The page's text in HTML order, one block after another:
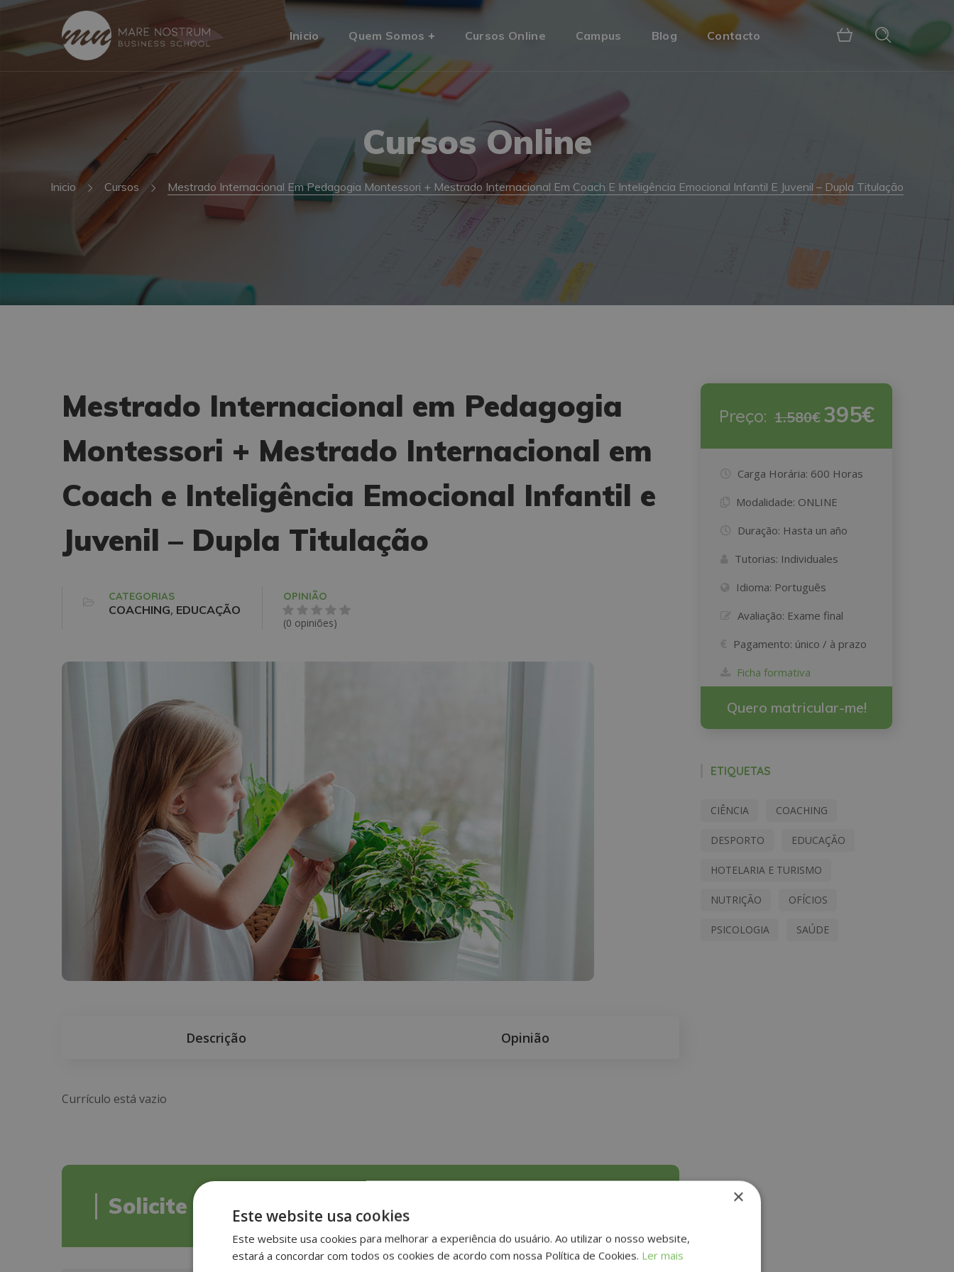
Inicio Quem Somos Cursos Online Campus Blog Contacto
Cursos Online
Inicio Cursos Mestrado Internacional Em Pedagogia Montessori + Mestrado Internacional Em Coach E Inteligência Emocional Infantil E Juvenil – Dupla Titulação
Mestrado Internacional em Pedagogia
Montessori + Mestrado Internacional em
Coach e Inteligência Emocional Infantil e
Juvenil – Dupla Titulação
CATEGORIAS
COACHING, EDUCAÇÃO
OPINIÃO
(0 opiniões)
Descrição Opinião
Currículo está vazio
Solicite Informação
Preço: 1.580€ 395€
Carga Horária: 600 Horas
Modalidade: ONLINE
Duração: Hasta un año
Tutorias: Individuales
Idioma: Português
Avaliação: Exame final
Pagamento: único / à prazo
Ficha formativa
Quero matricular-me!
ETIQUETAS
CIÊNCIA COACHING
DESPORTO EDUCAÇÃO
HOTELARIA E TURISMO
NUTRIÇÃO OFÍCIOS
PSICOLOGIA SAÚDE
×
Este website usa cookies
Este website usa cookies para melhorar a experiência do usuário. Ao utilizar o nosso website,
estará a concordar com todos os cookies de acordo com nossa Política de Cookies. Ler mais